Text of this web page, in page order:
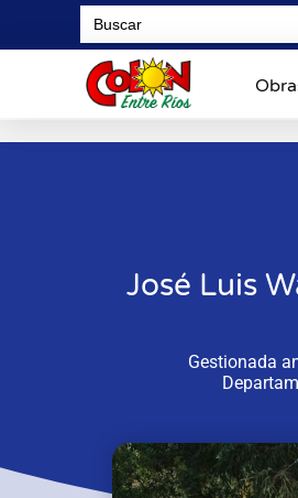
Search
for:
José Luis
Gestionada